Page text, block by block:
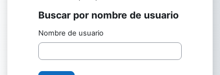
Buscar por nombre de usuario
Buscar por nombre de usuario
Nombre de usuario